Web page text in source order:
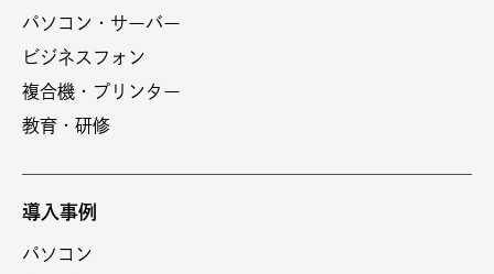
パソコン・サーバー
ビジネスフォン
複合機・プリンター
教育・研修
導入事例
パソコン